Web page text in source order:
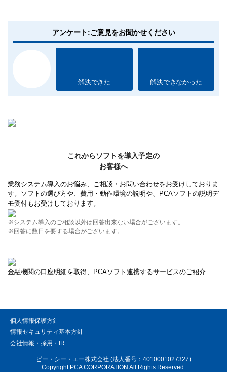
アンケート:ご意見をお聞かせください
解決できた 解決できなかった
これからソフトを導入予定の
お客様へ
業務システム導入のお悩み、ご相談・お問い合わせをお受けしておりま
す。ソフトの選び方や、費用・動作環境の説明や、PCAソフトの説明デ
モ受付もお受けしております。
※システム導入のご相談以外は回答出来ない場合がございます。
※回答に数日を要する場合がございます。
金融機関の口座明細を取得、PCAソフト連携するサービスのご紹介
個人情報保護方針
情報セキュリティ基本方針
会社情報・採用・IR
ピー・シー・エー株式会社 (法人番号：4010001027327)
Copyright PCA CORPORATION All Rights Reserved.